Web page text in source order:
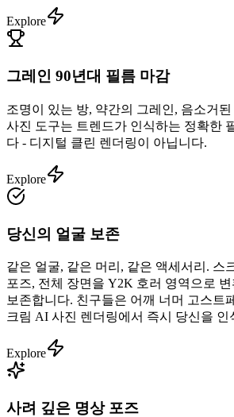
Explore
그레인 90년대 필름 마감
조명이 있는 방, 약간의 그레인, 음소거
사진 도구는 트렌드가 인식하는 정확한
다 - 디지털 클린 렌더링이 아닙니다.
Explore
당신의 얼굴 보존
같은 얼굴, 같은 머리, 같은 액세서리. 스
포즈, 전체 장면을 Y2K 호러 영역으로
보존합니다. 친구들은 어깨 너머 고스트
크림 AI 사진 렌더링에서 즉시 당신을 인
Explore
사려 깊은 명상 포즈